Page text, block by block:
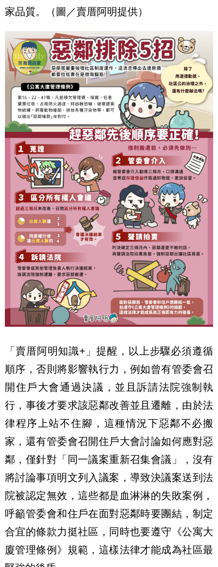
家品質。（圖／賣厝阿明提供）
「賣厝阿明知識+」提醒，以上步驟必須遵循
順序，否則將影響執行力，例如曾有管委會召
開住戶大會通過決議，並且訴請法院強制執
行，事後才要求該惡鄰改善並且遷離，由於法
律程序上站不住腳，這種情況下惡鄰不必搬
家，還有管委會召開住戶大會討論如何應對惡
鄰，僅針對「同一議案重新召集會議」，沒有
將討論事項明文列入議案，導致決議案送到法
院被認定無效，這些都是血淋淋的失敗案例，
呼籲管委會和住戶在面對惡鄰時要團結，制定
合宜的條款力挺社區，同時也要遵守《公寓大
廈管理條例》規範，這樣法律才能成為社區最